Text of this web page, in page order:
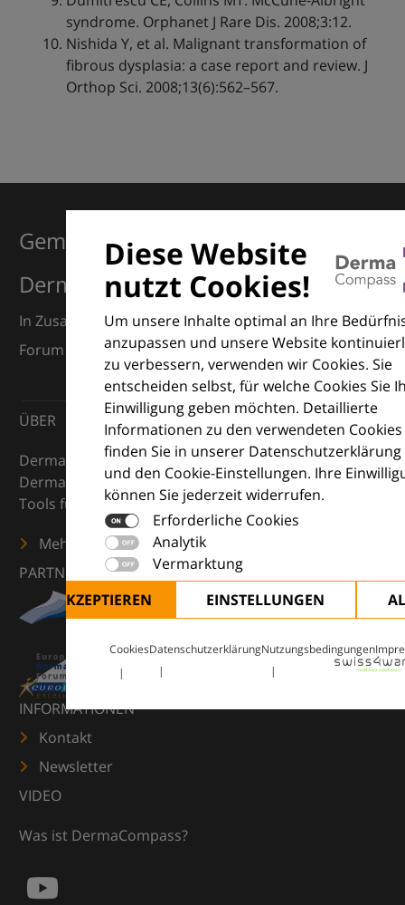
syndrome. Orphanet J Rare Dis. 2008;3:12.
Nishida Y, et al. Malignant transformation of
fibrous dysplasia: a case report and review. J
Orthop Sci. 2008;13(6):562–567.
Diese Website
nutzt Cookies!
Um unsere Inhalte optimal an Ihre
anzupassen und unsere Website
zu verbessern, verwenden wir Cookies. Sie
entscheiden selbst, für welche Cookies Sie
Einwilligung geben möchten. Detaillierte
Informationen zu den verwendeten Cookies
finden Sie in unserer Datenschutzerklärung
und den Cookie-Einstellungen. Ihre
können Sie jederzeit widerrufen.
Erforderliche Cookies
Analytik
Vermarktung
ALLE AKZEPTIEREN
EINSTELLUNGEN
CookiesDatenschutzerklärungNutzungsbedingungen
Gemeinsam für Exzellenz in der
Dermatologie
In Zusammenarbeit mit dem European Dermatology
Forum (EDF) und Euroderm Excellence
ÜBER
DermaCompass ist Ihr digitaler Kompass für die
Dermatologie – mit Wissen, Bildern und praktischen
Tools für den klinischen Alltag.
Mehr erfahren
PARTNER
INFORMATIONEN
Kontakt
Newsletter
VIDEO
Was ist DermaCompass?